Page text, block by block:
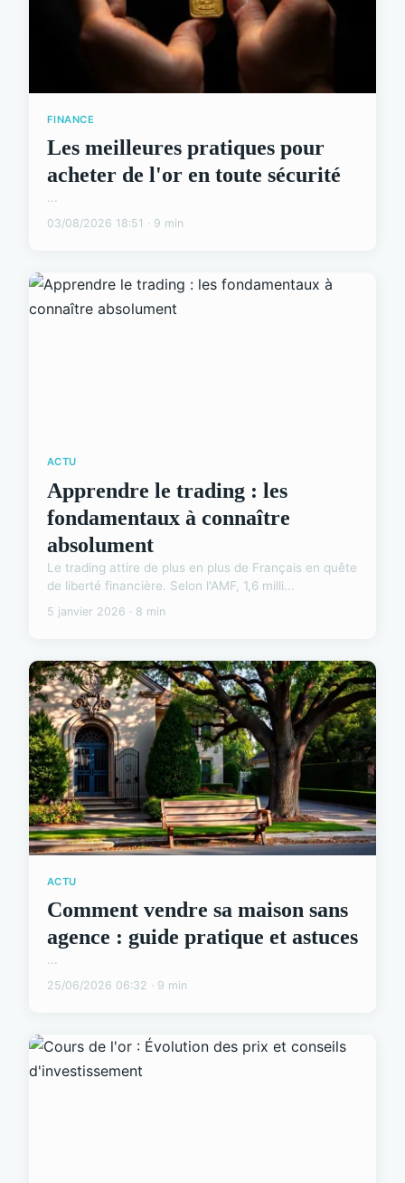
FINANCE
Les meilleures pratiques pour
acheter de l'or en toute sécurité
...
03/08/2026 18:51 · 9 min
ACTU
Apprendre le trading : les
fondamentaux à connaître
absolument
Le trading attire de plus en plus de Français en quête
de liberté financière. Selon l'AMF, 1,6 milli...
5 janvier 2026 · 8 min
ACTU
Comment vendre sa maison sans
agence : guide pratique et astuces
...
25/06/2026 06:32 · 9 min